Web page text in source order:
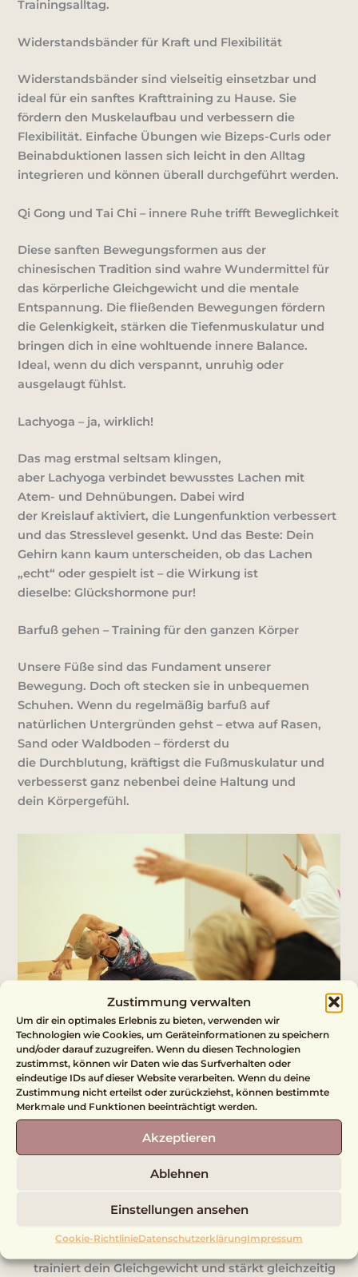
Zustimmung verwalten
Um dir ein optimales Erlebnis zu bieten, verwenden wir
Technologien wie Cookies, um Geräteinformationen zu speichern
und/oder darauf zuzugreifen. Wenn du diesen Technologien
zustimmst, können wir Daten wie das Surfverhalten oder
eindeutige IDs auf dieser Website verarbeiten. Wenn du deine
Zustimmung nicht erteilst oder zurückziehst, können bestimmte
Merkmale und Funktionen beeinträchtigt werden.
Akzeptieren
Ablehnen
Einstellungen ansehen
Cookie-RichtlinieDatenschutzerklärungImpressum
Trainingsalltag.
Widerstandsbänder für Kraft und Flexibilität
Widerstandsbänder sind vielseitig einsetzbar und
ideal für ein sanftes Krafttraining zu Hause. Sie
fördern den Muskelaufbau und verbessern die
Flexibilität. Einfache Übungen wie Bizeps-Curls oder
Beinabduktionen lassen sich leicht in den Alltag
integrieren und können überall durchgeführt werden.
Qi Gong und Tai Chi – innere Ruhe trifft Beweglichkeit
Diese sanften Bewegungsformen aus der
chinesischen Tradition sind wahre Wundermittel für
das körperliche Gleichgewicht und die mentale
Entspannung. Die fließenden Bewegungen fördern
dieGelenkigkeit, stärken dieTiefenmuskulatur und
bringen dich in eine wohltuende innere Balance.
Ideal, wenn du dich verspannt, unruhig oder
ausgelaugt fühlst.
Lachyoga – ja, wirklich!
Das mag erstmal seltsam klingen,
aber Lachyoga verbindet bewusstes Lachen mit
Atem- und Dehnübungen. Dabei wird
der Kreislaufaktiviert, die Lungenfunktion verbessert
und dasStresslevel gesenkt. Und das Beste: Dein
Gehirn kann kaum unterscheiden, ob das Lachen
„echt“ oder gespielt ist – die Wirkung ist
dieselbe:Glückshormone pur!
Barfuß gehen – Training für den ganzen Körper
Unsere Füße sind das Fundament unserer
Bewegung. Doch oft stecken sie in unbequemen
Schuhen. Wenn du regelmäßig barfuß auf
natürlichen Untergründen gehst – etwa auf Rasen,
Sand oder Waldboden – förderst du
die Durchblutung, kräftigst die Fußmuskulatur und
verbesserst ganz nebenbei deine Haltung und
dein Körpergefühl.
Alltagstaugliche Bewegungsideen
Bewegung darf ruhig unauffällig sein. Sie muss nicht
in Sportklamotten stattfinden oder mit Musik
untermalt sein. Viele kleine Alltagsmomente eignen
sich wunderbar dafür, den Körper sanft zu aktivieren
und ganz nebenbei fitter zu werden. Hier ein paar
deinen Alltag bringst:
Beim Zähneputzen auf einem Bein stehen
trainiert dein Gleichgewicht und stärkt gleichzeitig